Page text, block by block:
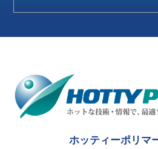
ホッティーポリマ